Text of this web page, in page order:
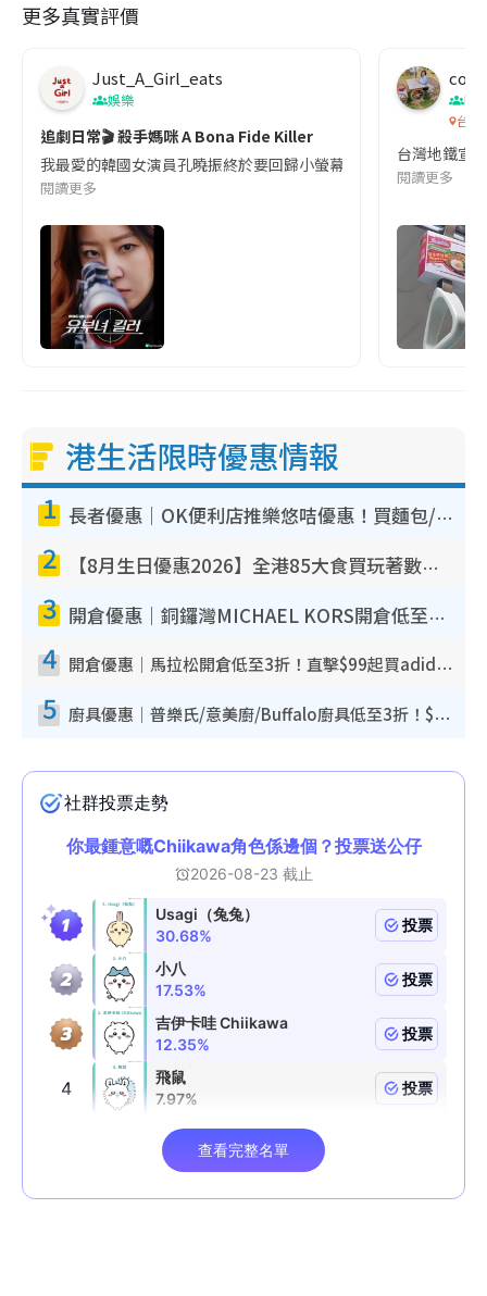
更多真實評價
Just_A_Girl_eats
娛樂
追劇日常🎬 殺手媽咪 A Bona Fide Killer
我最愛的韓國女演員孔曉振終於要回歸小螢幕啦!這次的劇本改編
閱讀更多
co
吹
台灣
台灣地鐵宣
閱讀更多
港生活限時優惠情報
1 長者優惠｜OK便利店推樂悠咭優惠！買麵包/牛奶/保健品拍卡即減
2 【8月生日優惠2026】全港85大食買玩著數攻略 自助餐/火鍋放題同行免費＋誠品/DONKI送現金券
3 開倉優惠｜銅鑼灣MICHAEL KORS開倉低至17折！直擊$500起買手袋/銀包/鞋款 必買經典Jet Set系列
4 開倉優惠｜馬拉松開倉低至3折！直擊$99起買adidas／New Balance／Puma鞋款 STANLEY保溫杯劈價至$119起
5 廚具優惠｜普樂氏/意美廚/Buffalo廚具低至3折！$89起買煎鍋／炒鑊／個人鍋 同場小家電激減至$99起